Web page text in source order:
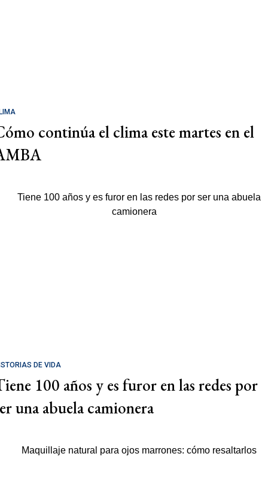
continúa el clima este martes en el
DE VIDA
100 años y es furor en las redes por
una abuela camionera